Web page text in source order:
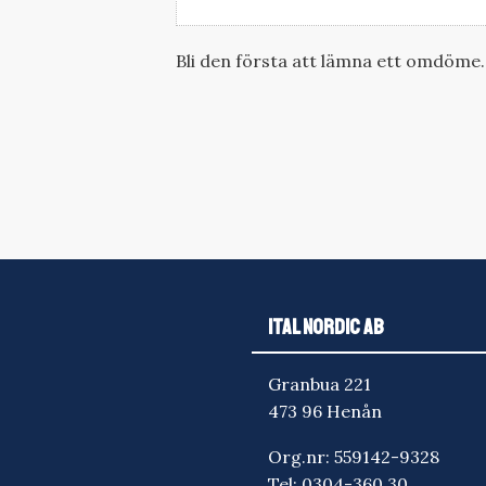
Bli den första att lämna ett omdöme.
ITAL NORDIC AB
Granbua 221
473 96 Henån
Org.nr: 559142-9328